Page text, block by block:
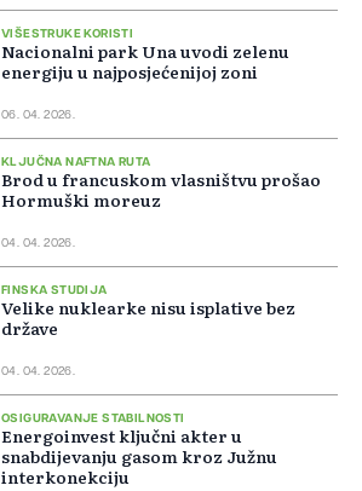
VIŠESTRUKE KORISTI
Nacionalni park Una uvodi zelenu
energiju u najposjećenijoj zoni
06. 04. 2026.
KLJUČNA NAFTNA RUTA
Brod u francuskom vlasništvu prošao
Hormuški moreuz
04. 04. 2026.
FINSKA STUDIJA
Velike nuklearke nisu isplative bez
države
04. 04. 2026.
OSIGURAVANJE STABILNOSTI
Energoinvest ključni akter u
snabdijevanju gasom kroz Južnu
interkonekciju